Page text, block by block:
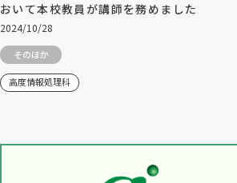
おいて本校教員が講師を務めました
2024/10/28
そのほか
高度情報処理科